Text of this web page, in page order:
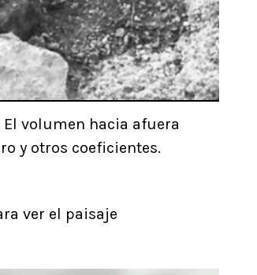
volumen hacia afuera
y otros coeficientes.
ver el paisaje